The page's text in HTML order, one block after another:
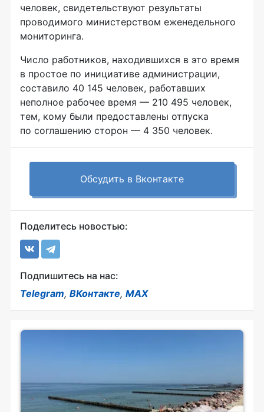
человек, свидетельствуют результаты
проводимого министерством еженедельного
мониторинга.
Число работников, находившихся в это время
в простое по инициативе администрации,
составило 40 145 человек, работавших
неполное рабочее время — 210 495 человек,
тем, кому были предоставлены отпуска
по соглашению сторон — 4 350 человек.
Обсудить в Вконтакте
Поделитесь новостью:
Подпишитесь на нас:
Telegram, ВКонтакте, MAX